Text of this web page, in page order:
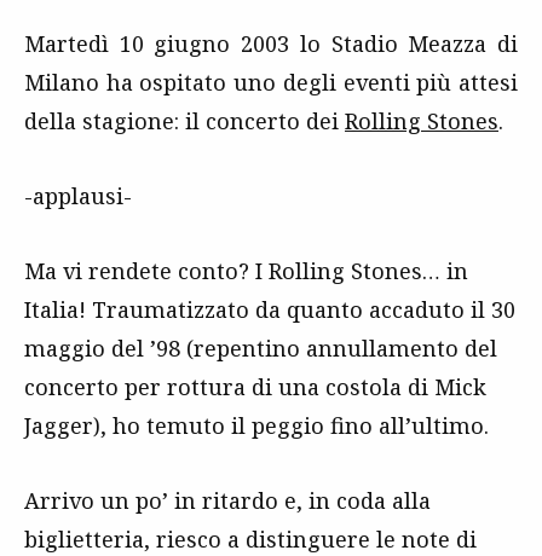
Martedì 10 giugno 2003 lo Stadio Meazza di
Milano ha ospitato uno degli eventi più attesi
della stagione: il concerto dei Rolling Stones.
-applausi-
Ma vi rendete conto? I Rolling Stones… in
Italia! Traumatizzato da quanto accaduto il 30
maggio del ’98 (repentino annullamento del
concerto per rottura di una costola di Mick
Jagger), ho temuto il peggio fino all’ultimo.
Arrivo un po’ in ritardo e, in coda alla
biglietteria, riesco a distinguere le note di